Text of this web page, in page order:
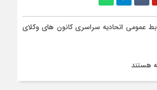
عمومی اتحادیه سراسری کانون های وکلای
هستند